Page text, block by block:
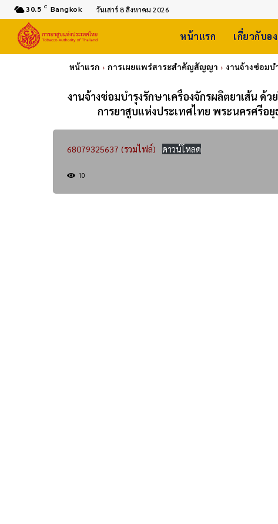
30.5 C Bangkok วันเสาร์ 8 สิงหาคม 2026
หน้าแรก เกี่ยวกับอ
หน้าแรก การเผยแพร่สาระสำคัญสัญญา
งานจ้างซ่อมบ
งานจ้างซ่อมบำรุงรักษาเครื่องจักรผลิตยาเส้น ด้
การยาสูบแห่งประเทศไทย พระนครศรีอ
68079325637 (รวมไฟล์) ดาวน์โหลด
10